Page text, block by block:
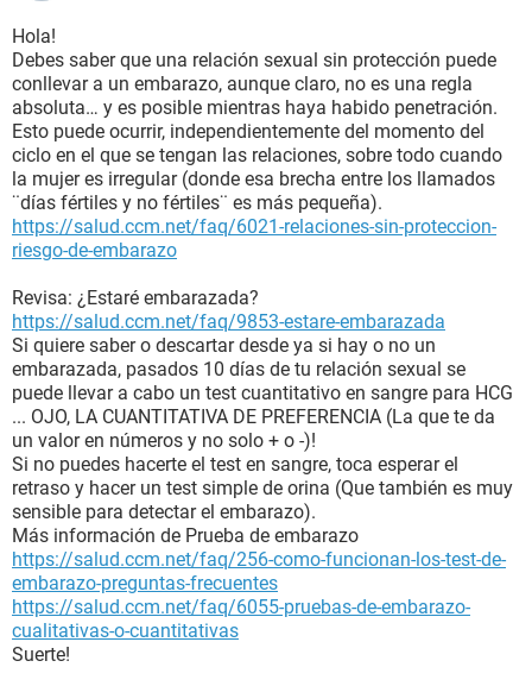
Hola!
Debes saber que una relación sexual sin protección puede
conllevar a un embarazo, aunque claro, no es una regla
absoluta… y es posible mientras haya habido penetración.
Esto puede ocurrir, independientemente del momento del
ciclo en el que se tengan las relaciones, sobre todo cuando
la mujer es irregular (donde esa brecha entre los llamados
¨días fértiles y no fértiles¨ es más pequeña).
https://salud.ccm.net/faq/6021-relaciones-sin-proteccion-
riesgo-de-embarazo
Revisa: ¿Estaré embarazada?
https://salud.ccm.net/faq/9853-estare-embarazada
Si quiere saber o descartar desde ya si hay o no un
embarazada, pasados 10 días de tu relación sexual se
puede llevar a cabo un test cuantitativo en sangre para HCG
... OJO, LA CUANTITATIVA DE PREFERENCIA (La que te da
un valor en números y no solo + o -)!
Si no puedes hacerte el test en sangre, toca esperar el
retraso y hacer un test simple de orina (Que también es muy
sensible para detectar el embarazo).
Más información de Prueba de embarazo
https://salud.ccm.net/faq/256-como-funcionan-los-test-de-
embarazo-preguntas-frecuentes
https://salud.ccm.net/faq/6055-pruebas-de-embarazo-
cualitativas-o-cuantitativas
Suerte!